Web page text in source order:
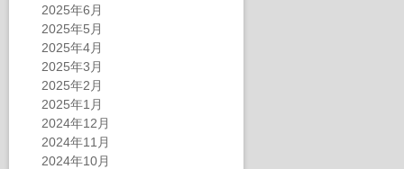
2025年6月
2025年5月
2025年4月
2025年3月
2025年2月
2025年1月
2024年12月
2024年11月
2024年10月